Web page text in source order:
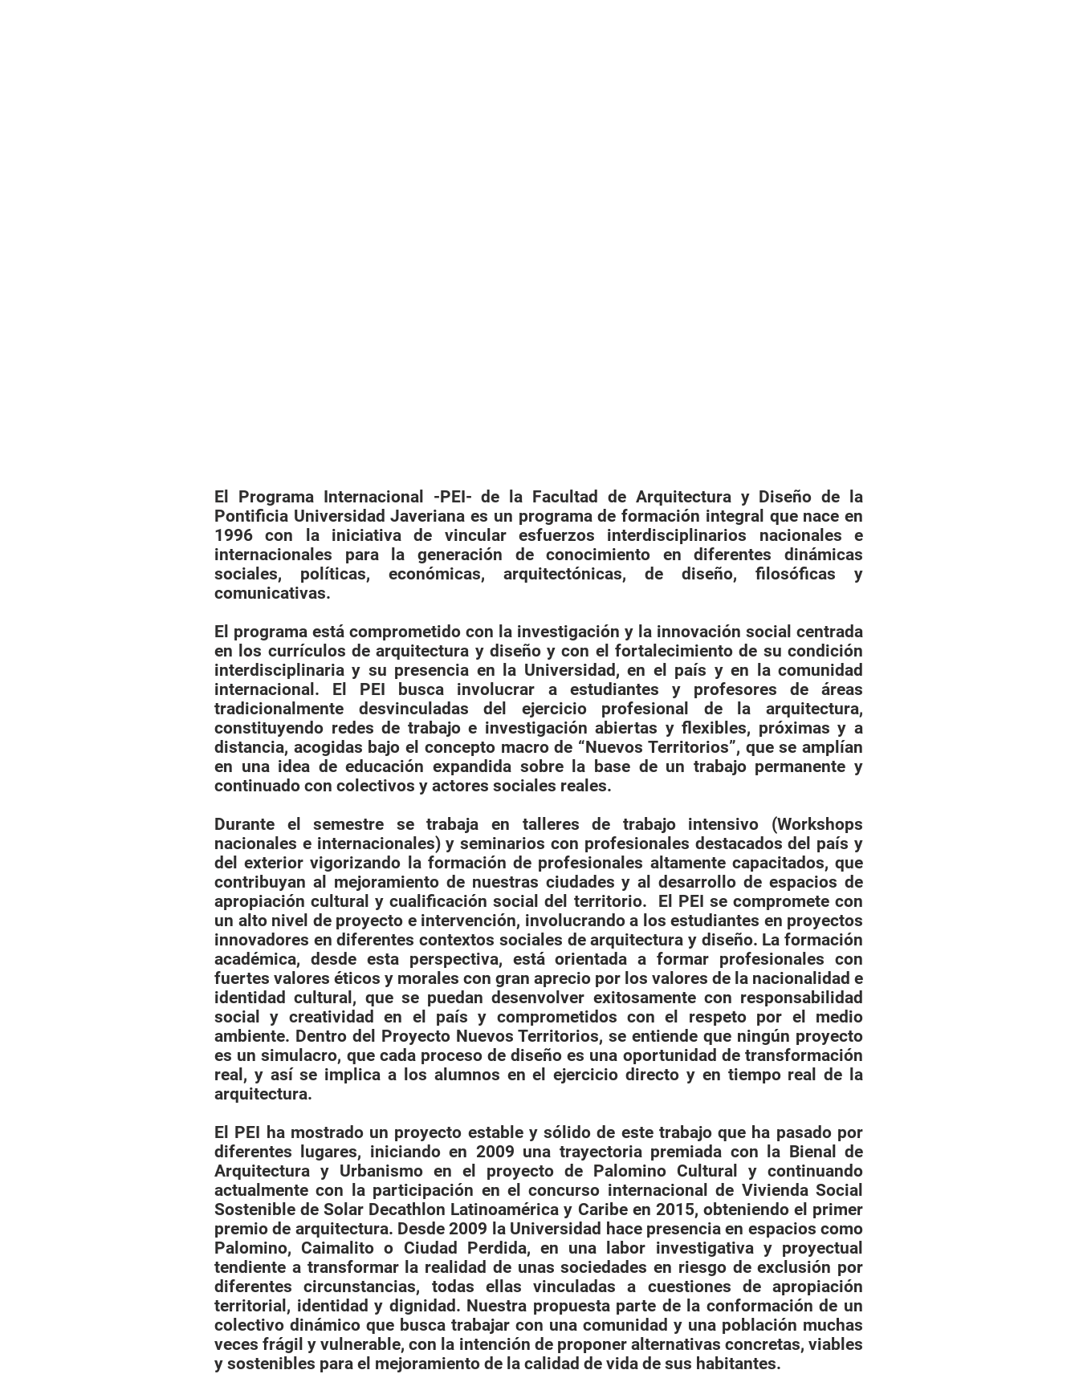
El Programa Internacional -PEI- de la Facultad de Arquitectura y Diseño de la
Pontificia Universidad Javeriana es un programa de formación integral que nace en
1996 con la iniciativa de vincular es­fuerzos interdisciplinarios nacionales e
internacion­ales para la generación de conocimiento en diferentes dinámicas
sociales, políticas, económicas, arquitectónicas, de diseño, filosóficas y
comunicativas.
El programa está comprometido con la investigación y la innovación social cen­trada
en los currículos de arquitectura y diseño y con el fortalecimiento de su con­dición
interdisciplinaria y su presencia en la Universidad, en el país y en la comunidad
internacional. El PEI busca involucrar a estudiantes y profesores de áreas
tradicionalmente desvinculadas del ejercicio profesional de la arquitectura,
constituyendo redes de trabajo e investigación abiertas y flexibles, próximas y a
distancia, acogi­das bajo el concepto macro de “Nuevos Territorios”, que se amplían
en una idea de educación expandida sobre la base de un trabajo permanente y
continuado con colectivos y actores sociales reales.
Durante el semestre se trabaja en talleres de trabajo intensivo (Work­shops
nacionales e internacionales) y seminarios con profesionales destacados del país y
del exterior vigorizando la formación de profesionales altamente capaci­tados, que
contribuyan al mejoramiento de nuestras ciudades y al desarrollo de espacios de
apropiación cultural y cualificación social del territorio. El PEI se compromete con
un alto nivel de proyecto e intervención, involucrando a los estudi­antes en proyectos
innovadores en difer­entes contextos sociales de arquitectura y diseño. La formación
académica, desde esta perspectiva, está orientada a formar profesionales con
fuertes valores éticos y morales con gran aprecio por los valores de la nacionalidad e
identidad cultural, que se puedan desenvolver exitosamente con responsabilidad
social y creatividad en el país y comprometidos con el respeto por el medio
ambiente. Dentro del Proyecto Nuevos Territorios, se entiende que ningún proyecto
es un simulacro, que cada proceso de diseño es una oportunidad de transformación
real, y así se implica a los alumnos en el ejercicio directo y en tiempo real de la
arquitectura.
El PEI ha mostrado un proyecto estable y sólido de este tra­bajo que ha pasado por
diferentes lugares, iniciando en 2009 una trayectoria premiada con la Bienal de
Arquitectura y Urbanismo en el proyecto de Palomino Cultural y continuando
actualmente con la participación en el concurso internacional de Vivienda Social
Sostenible de Solar Decathlon Latinoamérica y Caribe en 2015, obteniendo el primer
premio de arquitectura. Desde 2009 la Universidad hace presencia en espacios como
Palomino, Caimalito o Ciudad Perdida, en una labor investigativa y proyectual
tendiente a transformar la realidad de unas sociedades en riesgo de exclusión por
diferentes circunstancias, todas ellas vinculadas a cuestiones de apropiación
territorial, identidad y dignidad. Nuestra propuesta parte de la con­formación de un
colectivo dinámico que busca trabajar con una comunidad y una población muchas
veces frágil y vulnerable, con la intención de proponer alternativas concretas, viables
y sostenibles para el mejoramiento de la calidad de vida de sus habitantes.